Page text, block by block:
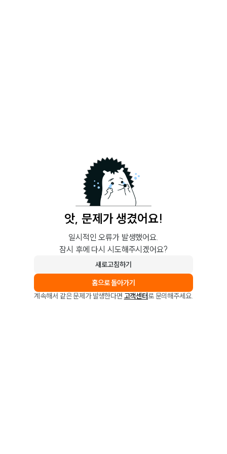
앗, 문제가 생겼어요!
일시적인 오류가 발생했어요.
잠시 후에 다시 시도해주시겠어요?
새로고침하기
홈으로 돌아가기
계속해서 같은 문제가 발생한다면 고객센터로 문의해주세요.